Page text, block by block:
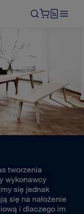
tworzenia
wykonawcy
się jednak
się na nałożenie
i dlaczego im